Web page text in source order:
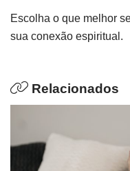
Escolha o que melhor
sua conexão espiritual.
Relacionados